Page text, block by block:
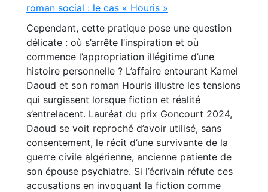
roman social : le cas « Houris »
Cependant, cette pratique pose une question
délicate : où s’arrête l’inspiration et où
commence l’appropriation illégitime d’une
histoire personnelle ? L’affaire entourant Kamel
Daoud et son roman Houris illustre les tensions
qui surgissent lorsque fiction et réalité
s’entrelacent. Lauréat du prix Goncourt 2024,
Daoud se voit reproché d’avoir utilisé, sans
consentement, le récit d’une survivante de la
guerre civile algérienne, ancienne patiente de
son épouse psychiatre. Si l’écrivain réfute ces
accusations en invoquant la fiction comme